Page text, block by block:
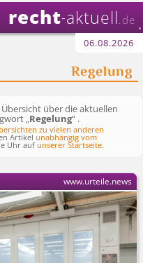
recht-aktuell .de
06.08.2026
Regelung
über die aktuellen
„Regelung“ .
zu vielen anderen
Artikelunabhängig vom
Uhr aufunserer Startseite.
www.urteile.news